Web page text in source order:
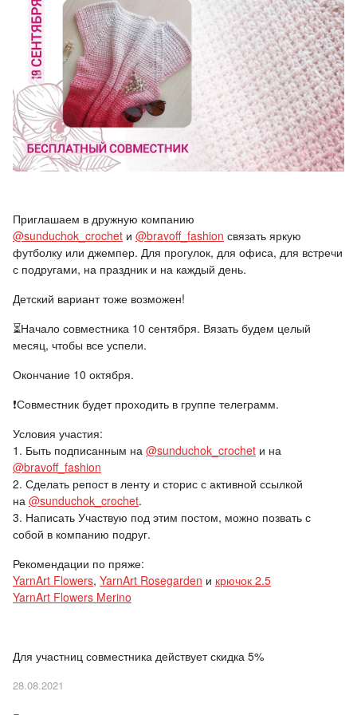
Приглашаем в дружную компанию
@sunduchok_crochet и @bravoff_fashion связать яркую
футболку или джемпер. Для прогулок, для офиса, для встречи
с подругами, на праздник и на каждый день.
Детский вариант тоже возможен!
⏳Начало совместника 10 сентября. Вязать будем целый
месяц, чтобы все успели.
Окончание 10 октября.
❗Совместник будет проходить в группе телеграмм.
Условия участия:
1. Быть подписанным на @sunduchok_crochet и на
@bravoff_fashion
2. Сделать репост в ленту и сторис с активной ссылкой
на @sunduchok_crochet.
3. Написать Участвую под этим постом, можно позвать с
собой в компанию подруг.
Рекомендации по пряже:
YarnArt Flowers, YarnArt Rosegarden и крючок 2.5
YarnArt Flowers Merino
Для участниц совместника действует скидка 5%
28.08.2021